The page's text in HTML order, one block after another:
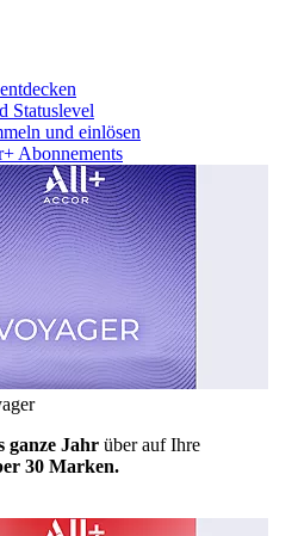
Statuslevel
und einlösen
Abonnements
ganze Jahr über auf Ihre
30 Marken.